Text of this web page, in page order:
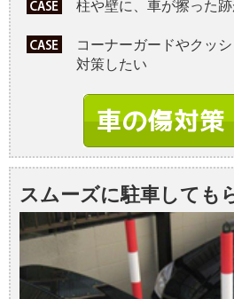
柱や壁に、車が擦った
コーナーガードやクッ
対策したい
スムーズに駐車しても